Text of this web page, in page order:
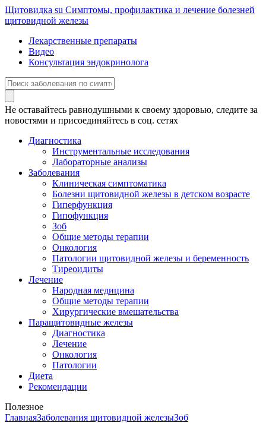
Щитовидка su Симптомы, профилактика и лечение болезней
щитовидной железы
Лекарственные препараты
Видео
Консультация эндокринолога
Не оставайтесь равнодушными к своему здоровью, следите за
новостями и присоединяйтесь в соц. сетях
Диагностика
Инструментальные исследования
Лабораторные анализы
Заболевания
Клиническая симптоматика
Болезни щитовидной железы в детском возрасте
Гиперфункция
Гипофункция
Зоб
Общие методы терапии
Онкология
Патологии щитовидной железы и беременность
Тиреоидиты
Лечение
Народная медицина
Общие методы терапии
Хирургические вмешательства
Паращитовидные железы
Диагностика
Лечение
Онкология
Патологии
Диета
Рекомендации
Полезное
ГлавнаяЗаболевания щитовидной железыЗоб